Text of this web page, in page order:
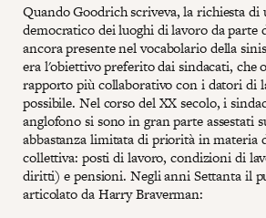
Quando Goodrich scriveva, la richiesta
democratico dei luoghi di lavoro da parte
ancora presente nel vocabolario della
era l'obiettivo preferito dai sindacati, che
rapporto più collaborativo con i datori di
possibile. Nel corso del XX secolo, i
anglofono si sono in gran parte assestati
abbastanza limitata di priorità in materia
collettiva: posti di lavoro, condizioni di
diritti) e pensioni. Negli anni Settanta il
articolato da Harry Braverman: